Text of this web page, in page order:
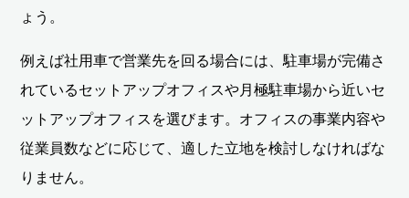
ょう。
例えば社用車で営業先を回る場合には、駐車場が完備さ
れているセットアップオフィスや月極駐車場から近いセ
ットアップオフィスを選びます。オフィスの事業内容や
従業員数などに応じて、適した立地を検討しなければな
りません。